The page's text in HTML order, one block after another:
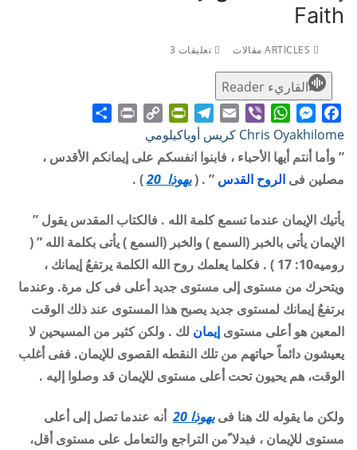
Faith
تعليقات 3
القاريء Reader
Facebook
Messenger
WhatsApp
Viber
Email
Telegram
PrintFriendly
Copy
Link
Chris Oyakhilome كريس أوياكيلومي
” وأما أنتم أيها الأحباء ، فابنوا انفسكم على إيمانكم الأقدس ،
مصلين فى الروح القدس ” . (يهوذا 20 ) .
يأتيك الإيمان عندما تسمع كلمة الله . فالكتاب المقدس يقول ”
الإيمان يأتى بالخبر (السمع ) والخبر (السمع ) يأتى بكلمة الله ” (
روميه10: 17 ) . فكلما يعلمك روح الله الكلمة يرتفعُ إيمانك ،
ويتحرك من مستوى إلى مستوى جديد أعلى فى كل مرة. وعندما
يرتفعُ إيمانك لمستوى جديد يصبح هذا المستوى عند ذلك الوقت
المعين هو أعلى مستوى إيمان لك . ولكن كثير من المسيحين لا
يعيشون دائماً حياتهم من تلك النقطه القصوى للإيمان. ففى أغلب
الوقت، هم يحيون تحت أعلى مستوى للإيمان قد وصلوا إليه .
ولكن ما يقوله لك هنا فىيهوذا 20
أنه عندما تصل إلى أعلى
مستوى للإيمان ، فبدلا ًمن التراجع والتعامل على مستوى أقل،